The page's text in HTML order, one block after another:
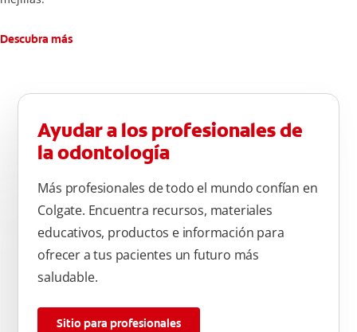
Descubra más
Ayudar a los profesionales de
la odontología
Más profesionales de todo el mundo confían en
Colgate. Encuentra recursos, materiales
educativos, productos e información para
ofrecer a tus pacientes un futuro más
saludable.
Sitio para profesionales